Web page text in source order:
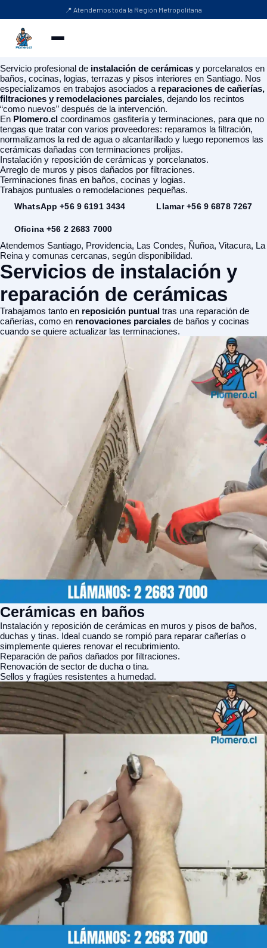
📍 Atendemos toda la Región Metropolitana
Servicio profesional de instalación de cerámicas y porcelanatos en
baños, cocinas, logias, terrazas y pisos interiores en Santiago. Nos
especializamos en trabajos asociados a reparaciones de cañerías,
filtraciones y remodelaciones parciales, dejando los recintos
“como nuevos” después de la intervención.
En Plomero.cl coordinamos gasfitería y terminaciones, para que no
tengas que tratar con varios proveedores: reparamos la filtración,
normalizamos la red de agua o alcantarillado y luego reponemos las
cerámicas dañadas con terminaciones prolijas.
Instalación y reposición de cerámicas y porcelanatos.
Arreglo de muros y pisos dañados por filtraciones.
Terminaciones finas en baños, cocinas y logias.
Trabajos puntuales o remodelaciones pequeñas.
WhatsApp +56 9 6191 3434 Llamar +56 9 6878 7267
Oficina +56 2 2683 7000
Atendemos Santiago, Providencia, Las Condes, Ñuñoa, Vitacura, La
Reina y comunas cercanas, según disponibilidad.
Servicios de instalación y
reparación de cerámicas
Trabajamos tanto en reposición puntual tras una reparación de
cañerías, como en renovaciones parciales de baños y cocinas
cuando se quiere actualizar las terminaciones.
Cerámicas en baños
Instalación y reposición de cerámicas en muros y pisos de baños,
duchas y tinas. Ideal cuando se rompió para reparar cañerías o
simplemente quieres renovar el recubrimiento.
Reparación de paños dañados por filtraciones.
Renovación de sector de ducha o tina.
Sellos y fragües resistentes a humedad.